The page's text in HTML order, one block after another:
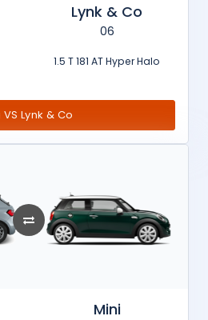
Lynk & Co
06
1.5 T 181 AT Hyper Halo
VS Lynk & Co
Mini